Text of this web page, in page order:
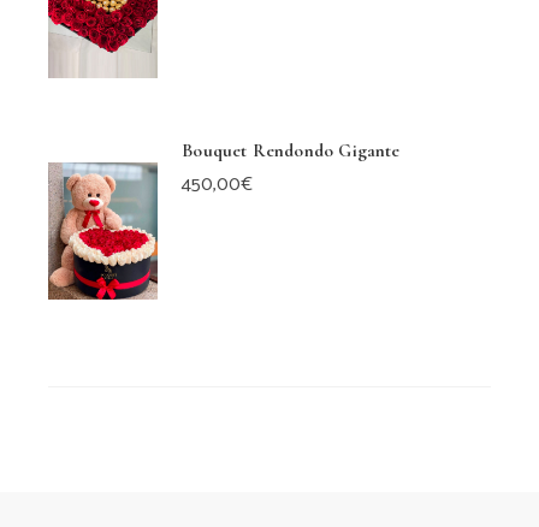
Bouquet Rendondo Gigante
450,00€